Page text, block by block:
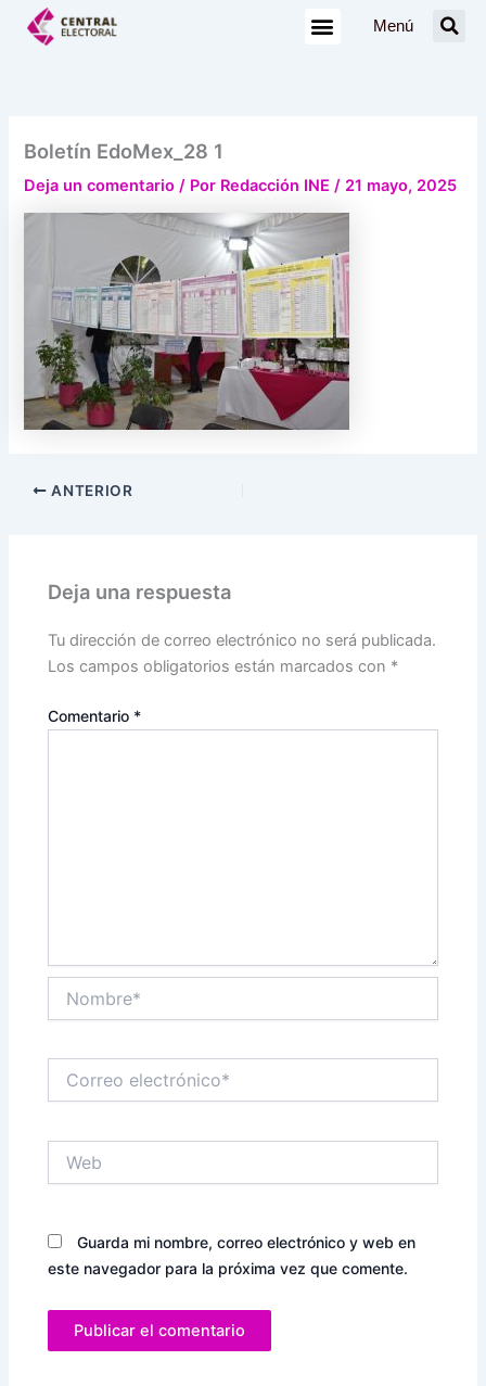
Menú
Boletín EdoMex_28 1
Deja un comentario / Por Redacción INE/ 21 mayo, 2025
ANTERIOR
Deja una respuesta
Tu dirección de correo electrónico no será publicada.
Los campos obligatorios están marcados con *
Comentario *
electrónico*
Guarda mi nombre, correo electrónico y web en
este navegador para la próxima vez que comente.